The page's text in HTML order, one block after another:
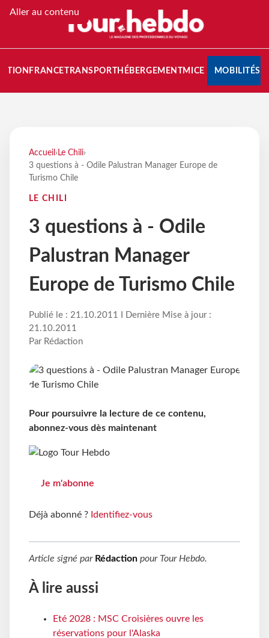
Aller au contenu
FRANCETRANSPORT HÉBERGEMENTMICE MOBILITÉS
Accueil › Le Chili›
3 questions à - Odile Palustran Manager Europe de
Turismo Chile
LE CHILI
3 questions à - Odile
Palustran Manager
Europe de Turismo Chile
Publié le : 21.10.2011 I Dernière Mise à jour :
21.10.2011
Par Rédaction
Pour poursuivre la lecture de ce contenu,
abonnez-vous dès maintenant
Je m'abonne
Déjà abonné ? Identifiez-vous
Article signé par Rédaction pour Tour Hebdo.
À lire aussi
Eté 2028 : MSC Croisières ouvre les
réservations pour l'Alaska